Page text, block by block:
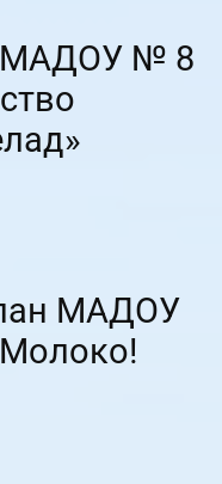
МАДОУ № 8
МАДОУ